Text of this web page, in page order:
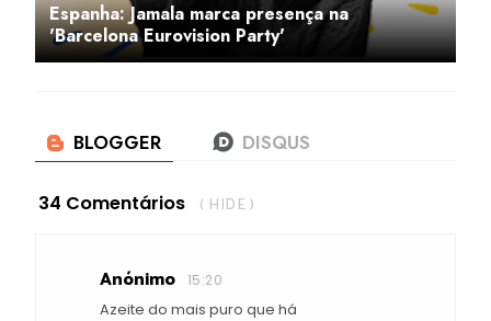
Espanha: Jamala marca presença na
'Barcelona Eurovision Party'
34 Comentários ( HIDE )
Anónimo 15:20
Azeite do mais puro que há